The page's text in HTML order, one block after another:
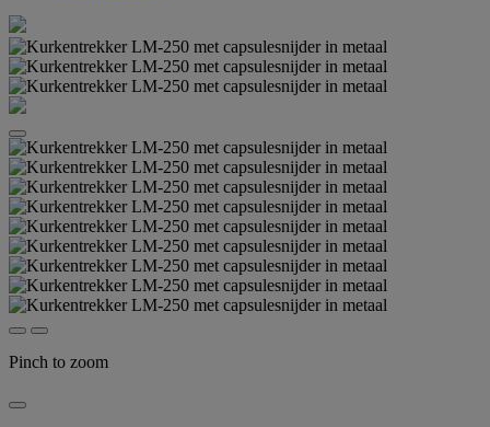
Pinch to zoom